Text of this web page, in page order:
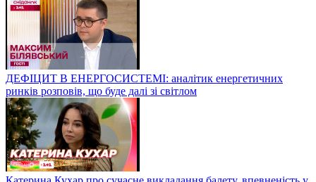
ДЕФІЦИТ В ЕНЕРГОСИСТЕМІ: аналітик енергетичних
ринків розповів, що буде далі зі світлом